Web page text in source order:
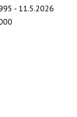
- 11.5.2026